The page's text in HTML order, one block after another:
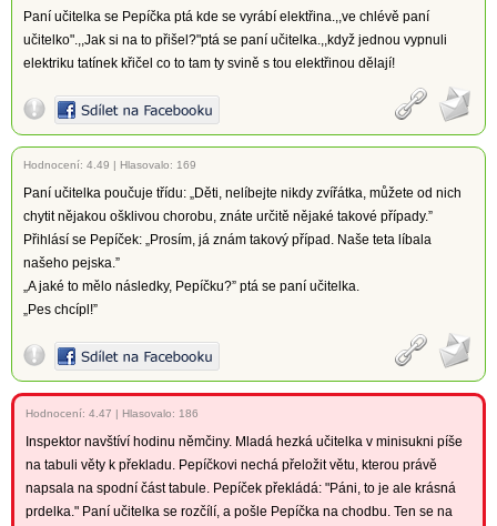
Paní učitelka se Pepíčka ptá kde se vyrábí elektřina.,,ve chlévě paní
učitelko".,,Jak si na to přišel?"ptá se paní učitelka.,,když jednou vypnuli
elektriku tatínek křičel co to tam ty svině s tou elektřinou dělají!
Hodnocení: 4.49 | Hlasovalo: 169
Paní učitelka poučuje třídu: „Děti, nelíbejte nikdy zvířátka, můžete od nich
chytit nějakou ošklivou chorobu, znáte určitě nějaké takové případy.”
Přihlásí se Pepíček: „Prosím, já znám takový případ. Naše teta líbala
našeho pejska.”
„A jaké to mělo následky, Pepíčku?” ptá se paní učitelka.
„Pes chcípl!”
Hodnocení: 4.47 | Hlasovalo: 186
Inspektor navštíví hodinu němčiny. Mladá hezká učitelka v minisukni píše
na tabuli věty k překladu. Pepíčkovi nechá přeložit větu, kterou právě
napsala na spodní část tabule. Pepíček překládá: "Páni, to je ale krásná
prdelka." Paní učitelka se rozčílí, a pošle Pepíčka na chodbu. Ten se na